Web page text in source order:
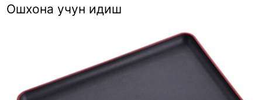
Ошхона учун идиш